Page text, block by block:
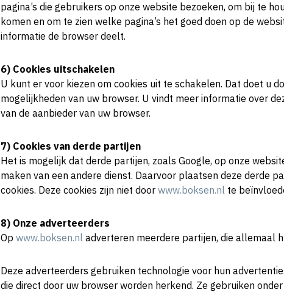
pagina’s die gebruikers op onze website bezoeken, om bij te
komen en om te zien welke pagina’s het goed doen op de
informatie de browser deelt.
6) Cookies uitschakelen
U kunt er voor kiezen om cookies uit te schakelen. Dat doet u
mogelijkheden van uw browser. U vindt meer informatie over
van de aanbieder van uw browser.
7) Cookies van derde partijen
Het is mogelijk dat derde partijen, zoals Google, op onze
maken van een andere dienst. Daarvoor plaatsen deze derde
cookies. Deze cookies zijn niet door www.boksen.nl te
8) Onze adverteerders
Op www.boksen.nl adverteren meerdere partijen, die allemaal
Deze adverteerders gebruiken technologie voor hun
die direct door uw browser worden herkend. Ze gebruiken